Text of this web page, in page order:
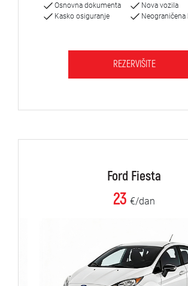
Osnovna dokumenta
Kasko osiguranje
Nova vozila
REZERVIŠITE
Ford Fiesta
23 €/dan